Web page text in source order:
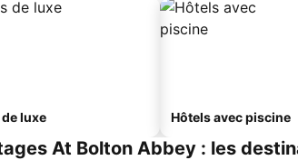
luxe Hôtels avec piscine
At Bolton Abbey : les